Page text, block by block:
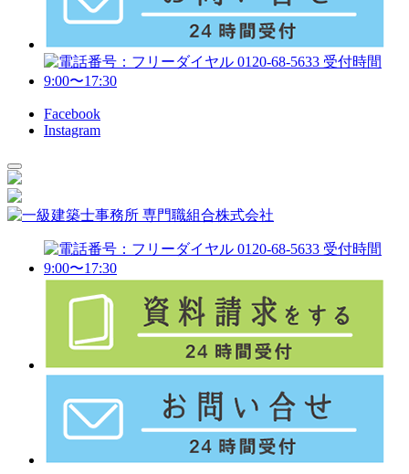
Facebook
Instagram